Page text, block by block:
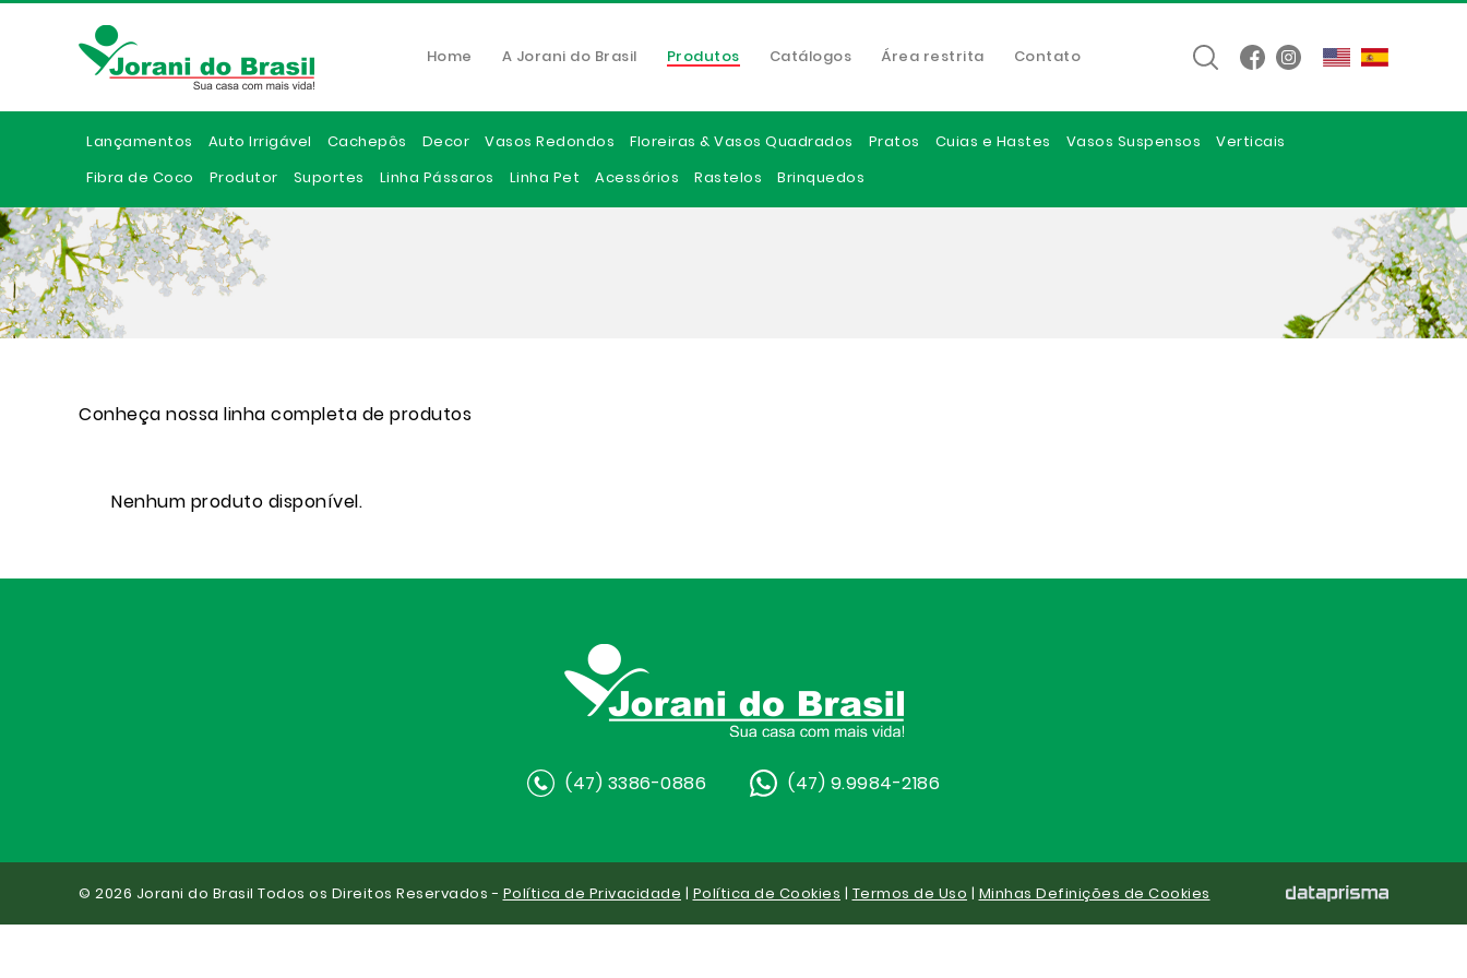
Home A Jorani do Brasil Produtos Catálogos Área restrita Contato
Lançamentos Auto Irrigável Cachepôs Decor Vasos Redondos Floreiras & Vasos Quadrados Pratos Cuias e Hastes Vasos Suspensos
Verticais
Fibra de Coco
Produtor Suportes Linha Pássaros Linha Pet Acessórios Rastelos Brinquedos
Conheça nossa linha completa de produtos
Nenhum produto disponível.
(47) 3386-0886 (47) 9.9984-2186
© 2026 Jorani do Brasil Todos os Direitos Reservados - Política de Privacidade | Política de Cookies | Termos de Uso | Minhas Definições de Cookies